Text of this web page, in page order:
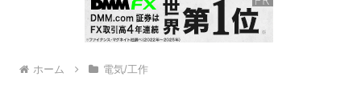
ホーム 電気/工作